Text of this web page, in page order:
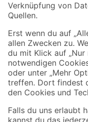
Sicher einkaufen
Jetzt die toom-App